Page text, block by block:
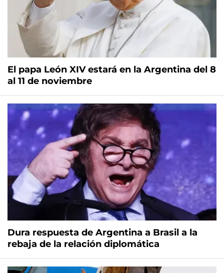
El papa León XIV estará en la Argentina del 8
al 11 de noviembre
Dura respuesta de Argentina a Brasil a la
rebaja de la relación diplomática